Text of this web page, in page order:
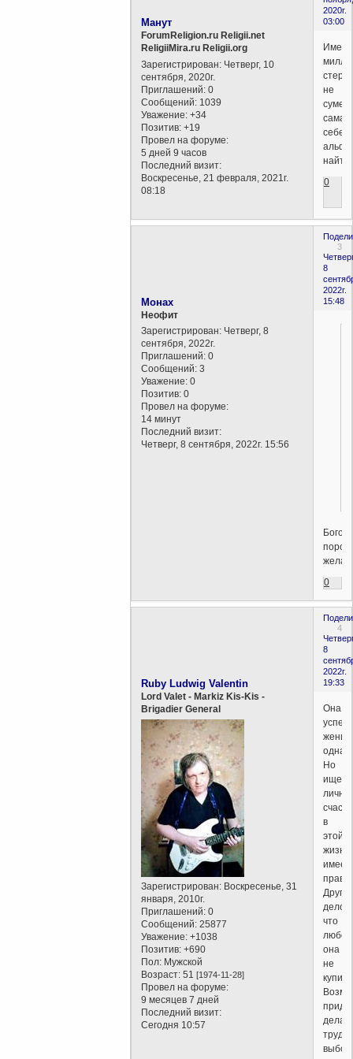
2020г.
03:00
Манут
ForumReligion.ru Religii.net
ReligiiMira.ru Religii.org
Зарегистрирован: Четверг, 10
сентября, 2020г.
Приглашений: 0
Сообщений: 1039
Уважение: +34
Позитив: +19
Провел на форуме:
5 дней 9 часов
Последний визит:
Воскресенье, 21 февраля, 2021г.
08:18
Имея
стерва
не
сама
себе
найти.
0
3
8
2022г.
15:48
Монах
Неофит
Зарегистрирован: Четверг, 8
сентября, 2022г.
Приглашений: 0
Сообщений: 3
Уважение: 0
Позитив: 0
Провел на форуме:
14 минут
Последний визит:
Четверг, 8 сентября, 2022г. 15:56
Богов
0
4
8
2022г.
19:33
Ruby Ludwig Valentin
Lord Valet - Markiz Kis-Kis -
Brigadier General
Зарегистрирован: Воскресенье, 31
января, 2010г.
Приглашений: 0
Сообщений: 25877
Уважение: +1038
Позитив: +690
Пол: Мужской
Возраст: 51[1974-11-28]
Провел на форуме:
9 месяцев 7 дней
Последний визит:
Сегодня 10:57
Она
Но
ищет
в
этой
жизни,
имеет
право.
Другое
дело,
что
она
не
купит.
выбор